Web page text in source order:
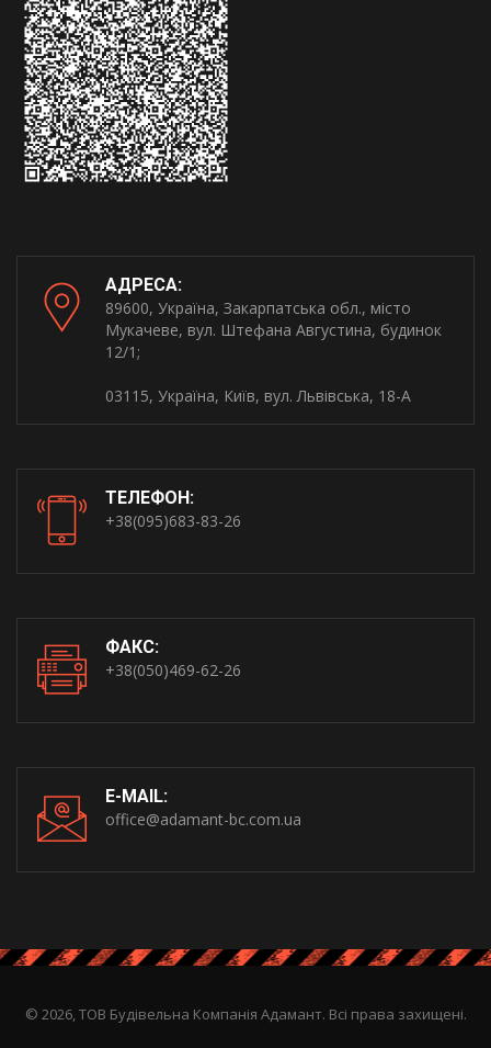
АДРЕСА:
89600, Україна, Закарпатська обл., місто
Мукачеве, вул. Штефана Августина, будинок
12/1;
03115, Україна, Київ, вул. Львівська, 18-А
ТЕЛЕФОН:
+38(095)683-83-26
ФАКС:
+38(050)469-62-26
E-MAIL:
office@adamant-bc.com.ua
© 2026, ТОВ Будівельна Компанія Адамант. Всі права захищені.